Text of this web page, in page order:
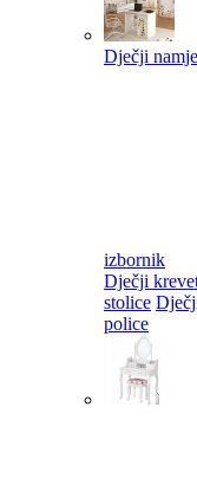
Dječji
izbornik
Dječji
stolice
police